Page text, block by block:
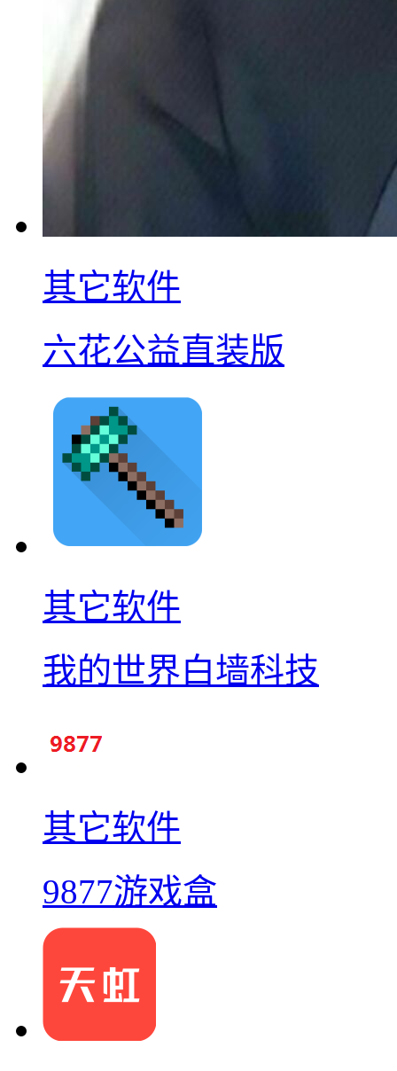
其它软件
六花公益直装版
其它软件
我的世界白墙科技
其它软件
9877游戏盒